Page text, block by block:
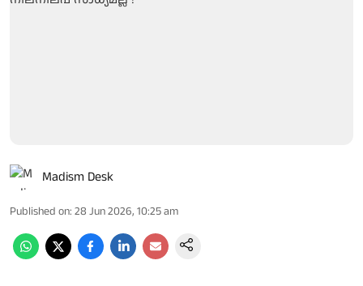
Madism Desk
Published on: 28 Jun 2026, 10:25 am